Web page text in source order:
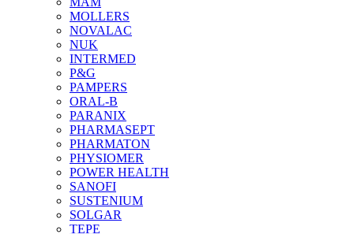
MOLLERS
NOVALAC
NUK
INTERMED
P&G
PAMPERS
ORAL-B
PARANIX
PHARMASEPT
PHARMATON
PHYSIOMER
POWER HEALTH
SANOFI
SUSTENIUM
SOLGAR
TEPE